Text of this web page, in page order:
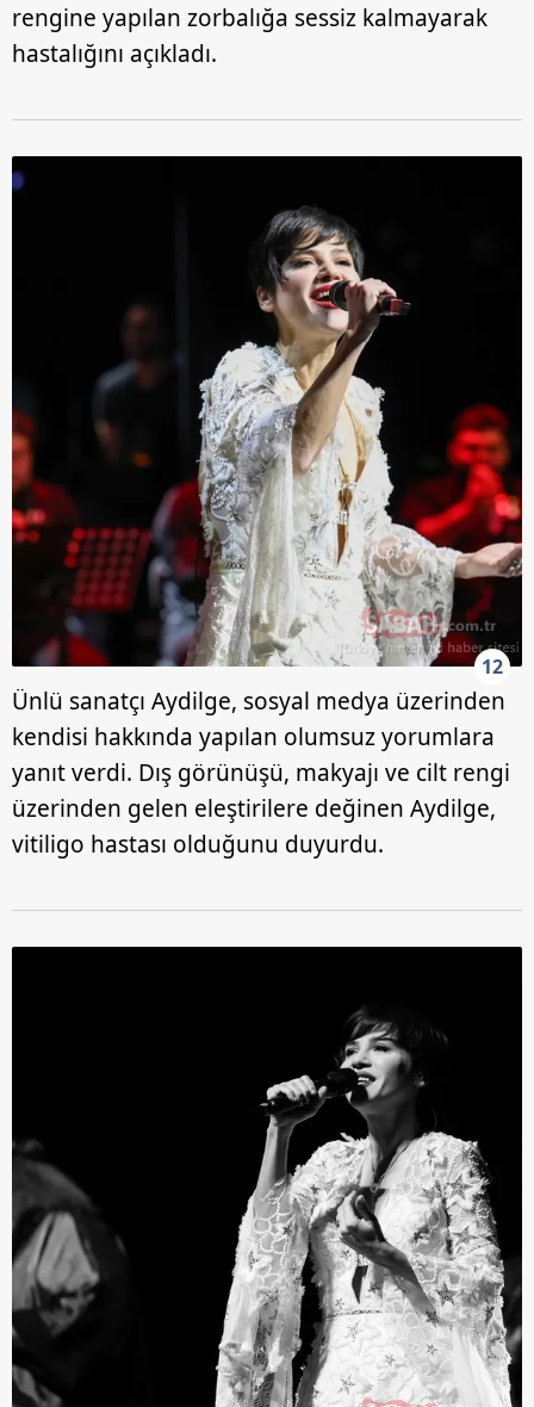
rengine yapılan zorbalığa sessiz kalmayarak
hastalığını açıkladı.
12
Ünlü sanatçı Aydilge, sosyal medya üzerinden
kendisi hakkında yapılan olumsuz yorumlara
yanıt verdi. Dış görünüşü, makyajı ve cilt rengi
üzerinden gelen eleştirilere değinen Aydilge,
vitiligo hastası olduğunu duyurdu.